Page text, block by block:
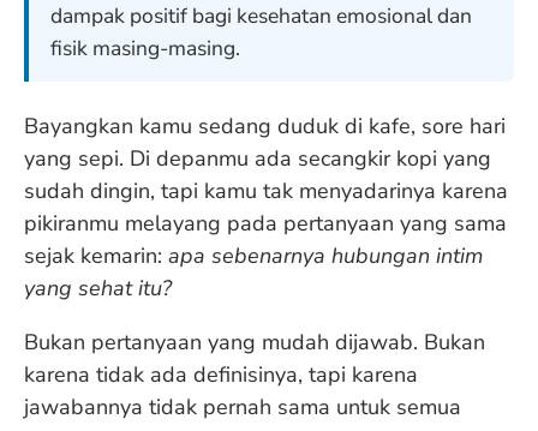
dampak positif bagi kesehatan emosional dan
fisik masing-masing.
Bayangkan kamu sedang duduk di kafe, sore hari
yang sepi. Di depanmu ada secangkir kopi yang
sudah dingin, tapi kamu tak menyadarinya karena
pikiranmu melayang pada pertanyaan yang sama
sejak kemarin: apa sebenarnya hubungan intim
yang sehat itu?
Bukan pertanyaan yang mudah dijawab. Bukan
karena tidak ada definisinya, tapi karena
jawabannya tidak pernah sama untuk semua